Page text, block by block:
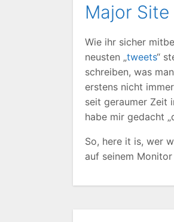
Major
Wie ihr sicher
neusten „tweets“
schreiben, was
erstens nicht
seit geraumer Zeit
habe mir gedacht
So, here it is, wer
auf seinem